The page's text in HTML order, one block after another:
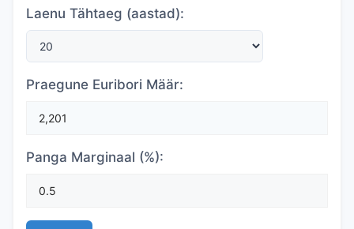
Laenu Tähtaeg (aastad):
Praegune Euribori Määr:
Panga Marginaal (%):